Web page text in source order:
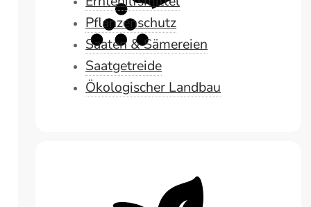
Pflanzenschutz
Saaten & Sämereien
Saatgetreide
Ökologischer Landbau